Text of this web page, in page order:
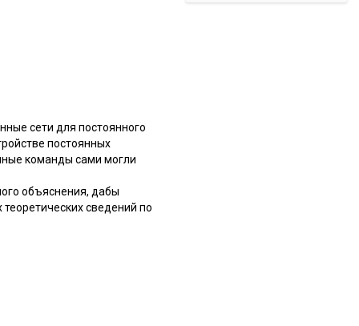
сети для постоянного
постоянных
команды сами могли
объяснения, дабы
сведений по